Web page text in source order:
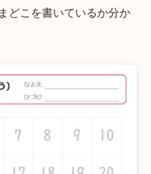
どこを書いているか分か